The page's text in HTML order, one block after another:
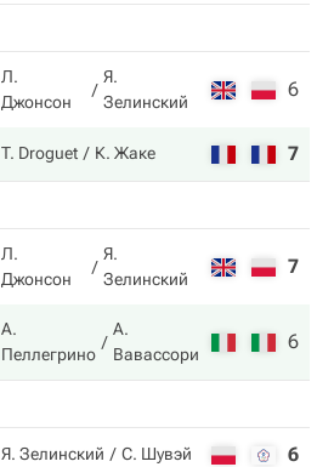
Л.
Джонсон
Я.
Зелинский
6
T. Droguet К. Жаке 7
Л.
Джонсон
Я.
Зелинский
7
А.
Пеллегрино
А.
Вавассори
6
Я. Зелинский С. Шувэй 6